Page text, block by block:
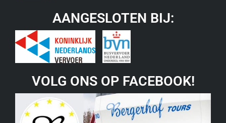
AANGESLOTEN BIJ:
VOLG ONS OP FACEBOOK!